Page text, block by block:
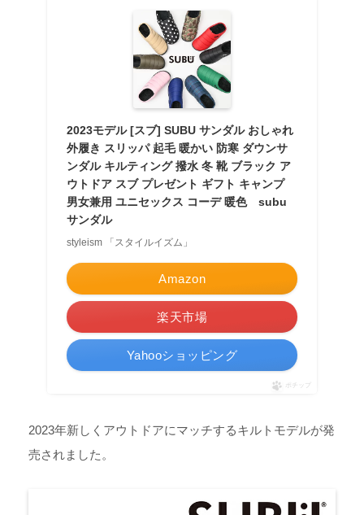
2023モデル [スブ] SUBU サンダル おしゃれ
外履き スリッパ 起毛 暖かい 防寒 ダウンサ
ンダル キルティング 撥水 冬 靴 ブラック ア
ウトドア スブ プレゼント ギフト キャンプ
男女兼用 ユニセックス コーデ 暖色 subu
サンダル
styleism 「スタイルイズム」
Amazon
楽天市場
Yahooショッピング
ポチップ
2023年新しくアウトドアにマッチするキルトモデルが発
売されました。